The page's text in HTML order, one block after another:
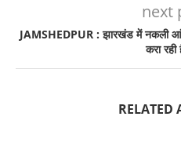
next
JAMSHEDPUR : झारखंड में नकली
करा
RELATED